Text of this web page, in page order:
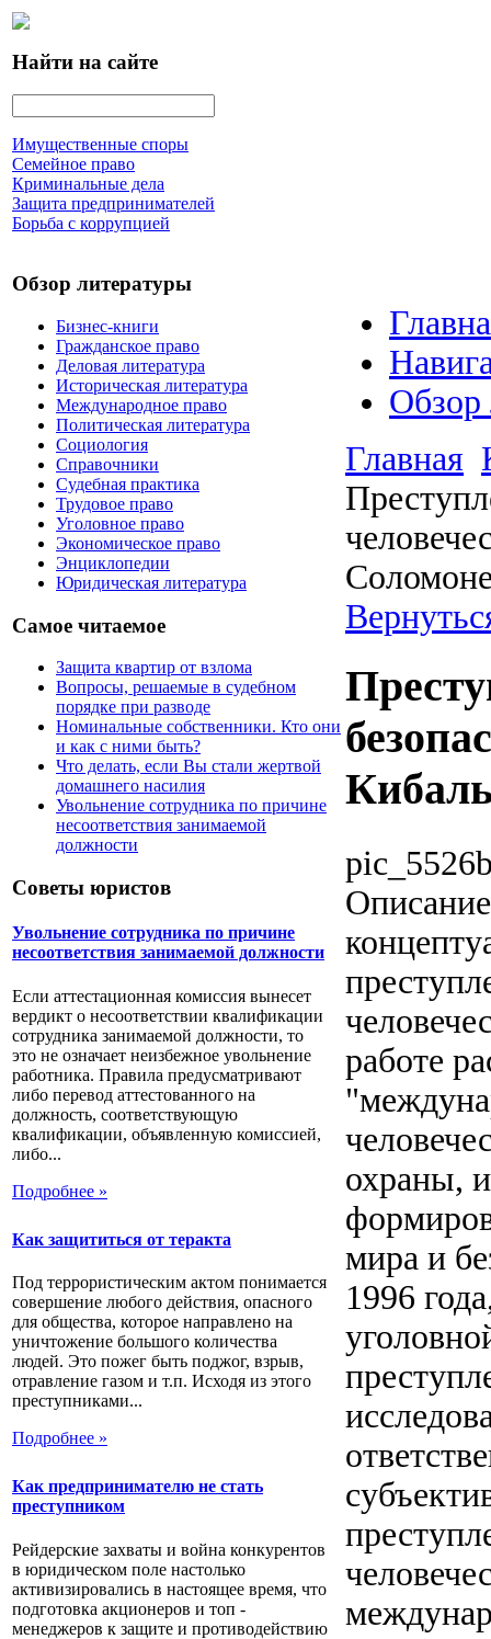
Найти на сайте
Имущественные споры
Семейное право
Криминальные дела
Защита предпринимателей
Борьба с коррупцией
Обзор литературы
Бизнес-книги
Гражданское право
Деловая литература
Историческая литература
Международное право
Политическая литература
Социология
Справочники
Судебная практика
Трудовое право
Уголовное право
Экономическое право
Энциклопедии
Юридическая литература
Самое читаемое
Защита квартир от взлома
Вопросы, решаемые в судебном
порядке при разводе
Номинальные собственники. Кто они
и как с ними быть?
Что делать, если Вы стали жертвой
домашнего насилия
Увольнение сотрудника по причине
несоответствия занимаемой
должности
Советы юристов
Увольнение сотрудника по причине
несоответствия занимаемой должности
Если аттестационная комиссия вынесет
вердикт о несоответствии квалификации
сотрудника занимаемой должности, то
это не означает неизбежное увольнение
работника. Правила предусматривают
либо перевод аттестованного на
должность, соответствующую
квалификации, объявленную комиссией,
либо...
Подробнее »
Как защититься от теракта
Под террористическим актом понимается
совершение любого действия, опасного
для общества, которое направлено на
уничтожение большого количества
людей. Это пожег быть поджог, взрыв,
отравление газом и т.п. Исходя из этого
преступниками...
Подробнее »
Как предпринимателю не стать
преступником
Рейдерские захваты и война конкурентов
в юридическом поле настолько
активизировались в настоящее время, что
подготовка акционеров и топ -
менеджеров к защите и противодействию
Обзор
Главная
Описание
работе
охраны,
мира и
1996